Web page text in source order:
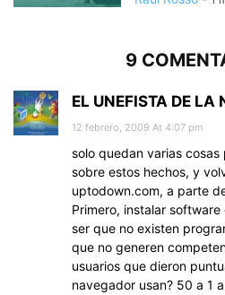
9
EL UNEFISTA DE LA
12 febrero, 2009 At 4:07 pm
solo quedan varias
sobre estos hechos, y
uptodown.com, a parte
Primero, instalar
ser que no existen
que no generen
usuarios que dieron
navegador usan? 50 a 1